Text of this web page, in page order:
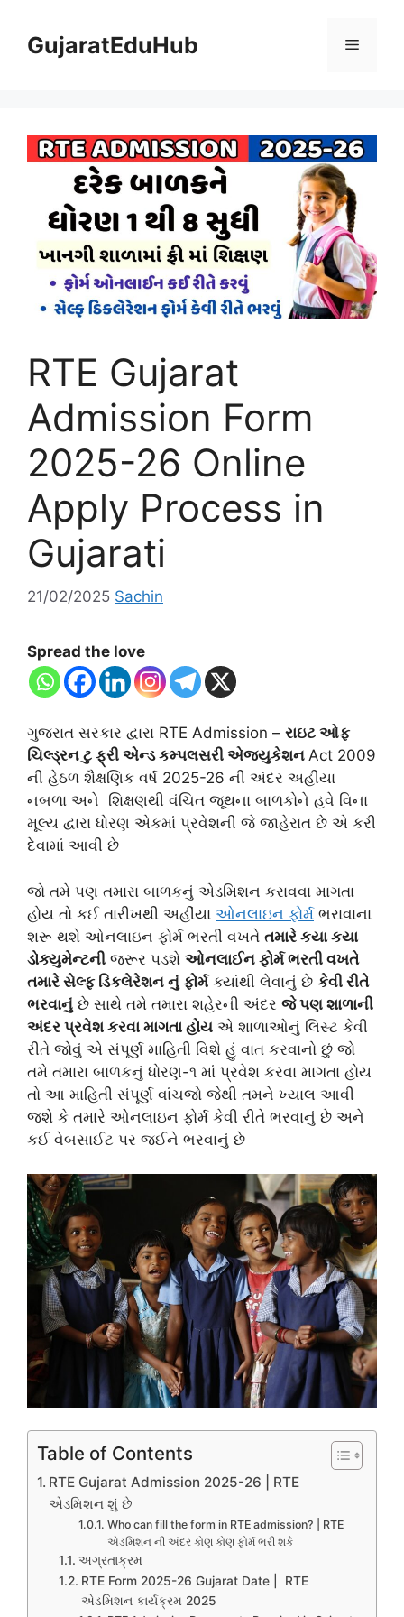
contentGujaratEduHub Menu
RTE Gujarat
Admission Form
2025-26 Online
Apply Process in
Gujarati
21/02/2025 Sachin
Spread the love
ગુજરાત સરકાર દ્વારા RTE Admission – રાઇટ ઓફ
ચિલ્ડ્રન ટુ ફ્રી એન્ડ કમ્પલસરી એજ્યુકેશન Act 2009
ની હેઠળ શૈક્ષણિક વર્ષ 2025-26 ની અંદર અહીંયા
નબળા અને શિક્ષણથી વંચિત જૂથના બાળકોને હવે વિના
મૂલ્ય દ્વારા ધોરણ એકમાં પ્રવેશની જે જાહેરાત છે એ કરી
દેવામાં આવી છે
જો તમે પણ તમારા બાળકનું એડમિશન કરાવવા માગતા
હોય તો કઈ તારીખથી અહીંયા ઓનલાઇન ફોર્મભરાવાના
શરૂ થશે ઓનલાઇન ફોર્મ ભરતી વખતે તમારે કયા કયા
ડોક્યુમેન્ટની જરૂર પડશે ઓનલાઈન ફોર્મ ભરતી વખતે
તમારે સેલ્ફ ડિકલેરેશન નું ફોર્મક્યાંથી લેવાનું છે કેવી રીતે
ભરવાનું છે સાથે તમે તમારા શહેરની અંદર જે પણ શાળાની
અંદર પ્રવેશ કરવા માગતા હોય એ શાળાઓનું લિસ્ટ કેવી
રીતે જોવું એ સંપૂર્ણ માહિતી વિશે હું વાત કરવાનો છું જો
તમે તમારા બાળકનું ધોરણ-૧ માં પ્રવેશ કરવા માગતા હોય
તો આ માહિતી સંપૂર્ણ વાંચજો જેથી તમને ખ્યાલ આવી
જશે કે તમારે ઓનલાઇન ફોર્મ કેવી રીતે ભરવાનું છે અને
કઈ વેબસાઈટ પર જઈને ભરવાનું છે
Table of Contents
RTE Gujarat Admission 2025-26 | RTE
એડમિશન શું છે
Who can fill the form in RTE admission? | RTE
એડમિશન ની અંદર કોણ કોણ ફોર્મ ભરી શકે
અગ્રતાક્રમ
RTE Form 2025-26 Gujarat Date | RTE
એડમિશન કાર્યક્રમ 2025